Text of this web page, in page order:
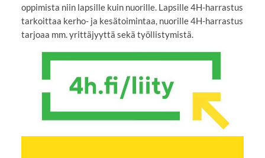
oppimista niin lapsille kuin nuorille. Lapsille 4H-harrastus
tarkoittaa kerho- ja kesätoimintaa, nuorille 4H-harrastus
tarjoaa mm. yrittäjyyttä sekä työllistymistä.